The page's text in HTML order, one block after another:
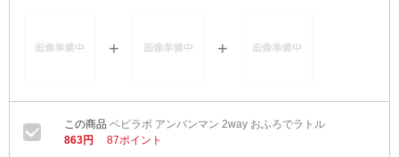
ベビラボ アンパンマン 2way おふろでラトル
863円
87ポイント